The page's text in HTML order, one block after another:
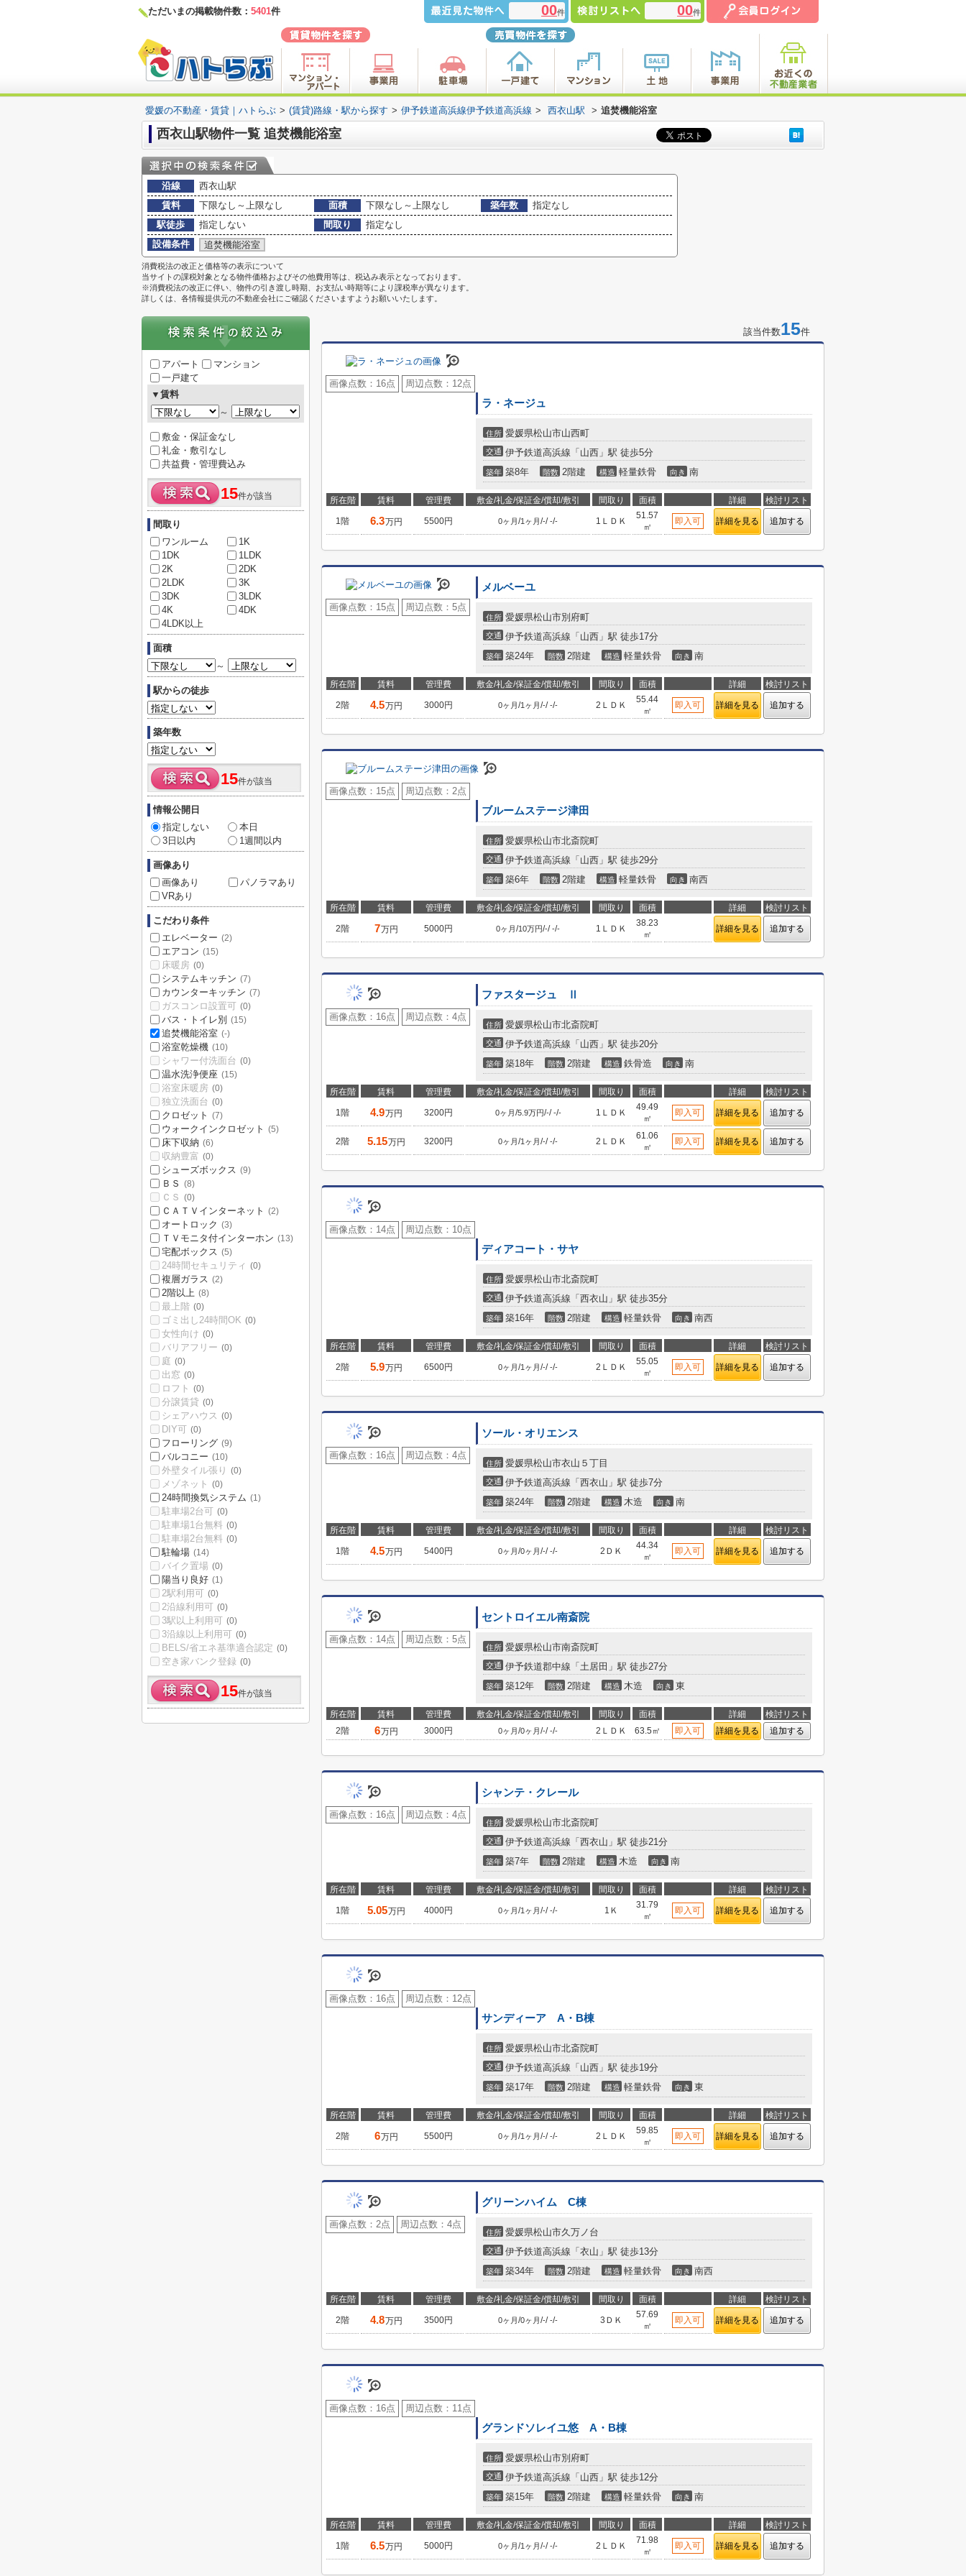
ただいまの掲載物件数： 5401件 00件 00件
愛媛の不動産・賃貸｜ハトらぶ > (賃貸)路線・駅から探す > 伊予鉄道高浜線伊予鉄道高浜線 > 西衣山駅 > 追焚機能浴室
西衣山駅物件一覧 追焚機能浴室
沿線
西衣山駅
賃料
下限なし～上限なし 面積 下限なし～上限なし 築年数
指定なし
駅徒歩
指定しない 間取り
指定なし
設備条件
追焚機能浴室
消費税法の改正と価格等の表示について
当サイトの課税対象となる物件価格およびその他費用等は、税込み表示となっております。
※消費税法の改正に伴い、物件の引き渡し時期、お支払い時期等により課税率が異なります。
詳しくは、各情報提供元の不動産会社にご確認くださいますようお願いいたします。
該当件数15件
画像点数： 16点 周辺点数： 12点
ラ・ネージュ
住所 愛媛県松山市山西町
交通 伊予鉄道高浜線「山西」駅 徒歩5分
築年 築8年 階数 2階建 構造 軽量鉄骨 向き 南
所在階 賃料 管理費 敷金/礼金/保証金/償却/敷引 間取り 面積 詳細 検討リスト
1階 6.3万円 5500円 0ヶ月/1ヶ月/-/-/- 1ＬＤＫ
51.57
㎡
即入可 詳細を見る 追加する
画像点数： 15点 周辺点数： 5点
メルベーユ
住所 愛媛県松山市別府町
交通 伊予鉄道高浜線「山西」駅 徒歩17分
築年 築24年 階数 2階建 構造 軽量鉄骨 向き 南
所在階 賃料 管理費 敷金/礼金/保証金/償却/敷引 間取り 面積 詳細 検討リスト
2階 4.5万円 3000円 0ヶ月/1ヶ月/-/-/- 2ＬＤＫ
55.44
㎡
即入可 詳細を見る 追加する
画像点数： 15点 周辺点数： 2点
ブルームステージ津田
住所 愛媛県松山市北斎院町
交通 伊予鉄道高浜線「山西」駅 徒歩29分
築年 築6年 階数 2階建 構造 軽量鉄骨 向き 南西
所在階 賃料 管理費 敷金/礼金/保証金/償却/敷引 間取り 面積 詳細 検討リスト
2階 7万円 5000円 0ヶ月/10万円/-/-/- 1ＬＤＫ
38.23
㎡
詳細を見る 追加する
画像点数： 16点 周辺点数： 4点
ファスタージュ Ⅱ
住所 愛媛県松山市北斎院町
交通 伊予鉄道高浜線「山西」駅 徒歩20分
築年 築18年 階数 2階建 構造 鉄骨造 向き 南
所在階 賃料 管理費 敷金/礼金/保証金/償却/敷引 間取り 面積 詳細 検討リスト
1階 4.9万円 3200円 0ヶ月/5.9万円/-/-/- 1ＬＤＫ
49.49
㎡
即入可 詳細を見る 追加する
2階 5.15万円 3200円 0ヶ月/1ヶ月/-/-/- 2ＬＤＫ
61.06
㎡
即入可 詳細を見る 追加する
画像点数： 14点 周辺点数： 10点
ディアコート・サヤ
住所 愛媛県松山市北斎院町
交通 伊予鉄道高浜線「西衣山」駅 徒歩35分
築年 築16年 階数 2階建 構造 軽量鉄骨 向き 南西
所在階 賃料 管理費 敷金/礼金/保証金/償却/敷引 間取り 面積 詳細 検討リスト
2階 5.9万円 6500円 0ヶ月/1ヶ月/-/-/- 2ＬＤＫ
55.05
㎡
即入可 詳細を見る 追加する
画像点数： 16点 周辺点数： 4点
ソール・オリエンス
住所 愛媛県松山市衣山５丁目
交通 伊予鉄道高浜線「西衣山」駅 徒歩7分
築年 築24年 階数 2階建 構造 木造 向き 南
所在階 賃料 管理費 敷金/礼金/保証金/償却/敷引 間取り 面積 詳細 検討リスト
1階 4.5万円 5400円 0ヶ月/0ヶ月/-/-/- 2ＤＫ
44.34
㎡
即入可 詳細を見る 追加する
画像点数： 14点 周辺点数： 5点
セントロイエル南斎院
住所 愛媛県松山市南斎院町
交通 伊予鉄道郡中線「土居田」駅 徒歩27分
築年 築12年 階数 2階建 構造 木造 向き 東
所在階 賃料 管理費 敷金/礼金/保証金/償却/敷引 間取り 面積 詳細
検討リスト
2階
6万円 3000円 0ヶ月/0ヶ月/-/-/- 2ＬＤＫ 63.5㎡ 即入可 詳細を見る 追加する
画像点数： 16点 周辺点数： 4点
シャンテ・クレール
住所 愛媛県松山市北斎院町
交通 伊予鉄道高浜線「西衣山」駅 徒歩21分
築年 築7年 階数 2階建 構造 木造 向き 南
所在階 賃料 管理費 敷金/礼金/保証金/償却/敷引 間取り 面積 詳細 検討リスト
1階 5.05万円 4000円 0ヶ月/1ヶ月/-/-/- 1Ｋ
31.79
㎡
即入可 詳細を見る 追加する
画像点数： 16点 周辺点数： 12点
サンディーア A・B棟
住所 愛媛県松山市北斎院町
交通 伊予鉄道高浜線「山西」駅 徒歩19分
築年 築17年 階数 2階建 構造 軽量鉄骨 向き 東
所在階 賃料 管理費 敷金/礼金/保証金/償却/敷引 間取り 面積 詳細 検討リスト
2階 6万円 5500円 0ヶ月/1ヶ月/-/-/- 2ＬＤＫ
59.85
㎡
即入可 詳細を見る 追加する
画像点数： 2点 周辺点数： 4点
グリーンハイム C棟
住所 愛媛県松山市久万ノ台
交通 伊予鉄道高浜線「衣山」駅 徒歩13分
築年 築34年 階数 2階建 構造 軽量鉄骨 向き 南西
所在階 賃料 管理費 敷金/礼金/保証金/償却/敷引 間取り 面積 詳細 検討リスト
2階 4.8万円 3500円 0ヶ月/0ヶ月/-/-/- 3ＤＫ
57.69
㎡
即入可 詳細を見る 追加する
画像点数： 16点 周辺点数： 11点
グランドソレイユ悠 A・B棟
住所 愛媛県松山市別府町
交通 伊予鉄道高浜線「山西」駅 徒歩12分
築年 築15年 階数 2階建 構造 軽量鉄骨 向き 南
所在階 賃料 管理費 敷金/礼金/保証金/償却/敷引 間取り 面積 詳細 検討リスト
1階 6.5万円 5000円 0ヶ月/1ヶ月/-/-/- 2ＬＤＫ
71.98
㎡
即入可 詳細を見る 追加する
アパート
マンション
一戸建て
▼賃料
～
敷金・保証金なし
礼金・敷引なし
共益費・管理費込み
15件が該当
間取り
ワンルーム
1K
1DK
1LDK
2K
2DK
2LDK
3K
3DK
3LDK
4K
4DK
4LDK以上
面積
～
駅からの徒歩
築年数
15件が該当
情報公開日
指定しない
本日
3日以内
1週間以内
画像あり
画像あり
パノラマあり
VRあり
こだわり条件
エレベーター (2)
エアコン (15)
床暖房 (0)
システムキッチン (7)
カウンターキッチン (7)
ガスコンロ設置可 (0)
バス・トイレ別 (15)
追焚機能浴室 (-)
浴室乾燥機 (10)
シャワー付洗面台 (0)
温水洗浄便座 (15)
浴室床暖房 (0)
独立洗面台 (0)
クロゼット (7)
ウォークインクロゼット (5)
床下収納 (6)
収納豊富 (0)
シューズボックス (9)
ＢＳ (8)
ＣＳ (0)
ＣＡＴＶインターネット (2)
オートロック (3)
ＴＶモニタ付インターホン (13)
宅配ボックス (5)
24時間セキュリティ (0)
複層ガラス (2)
2階以上 (8)
最上階 (0)
ゴミ出し24時間OK (0)
女性向け (0)
バリアフリー (0)
庭 (0)
出窓 (0)
ロフト (0)
分譲賃貸 (0)
シェアハウス (0)
DIY可 (0)
フローリング (9)
バルコニー (10)
外壁タイル張り (0)
メゾネット (0)
24時間換気システム (1)
駐車場2台可 (0)
駐車場1台無料 (0)
駐車場2台無料 (0)
駐輪場 (14)
バイク置場 (0)
陽当り良好 (1)
2駅利用可 (0)
2沿線利用可 (0)
3駅以上利用可 (0)
3沿線以上利用可 (0)
BELS/省エネ基準適合認定 (0)
空き家バンク登録 (0)
15件が該当